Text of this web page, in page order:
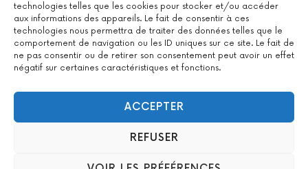
technologies telles que les cookies pour stocker et/ou accéder
aux informations des appareils. Le fait de consentir à ces
technologies nous permettra de traiter des données telles que le
comportement de navigation ou les ID uniques sur ce site. Le fait de
ne pas consentir ou de retirer son consentement peut avoir un effet
négatif sur certaines caractéristiques et fonctions.
ACCEPTER
REFUSER
La certification qualité a été délivrée au titre de la catégorie
suivante : actions de formations.Voir le certificat
2022 All Positive – Tous droits réservés –Contact